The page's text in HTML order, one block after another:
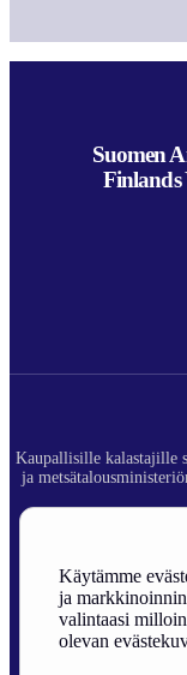
Käytämme
ja
valintaasi milloin
olevan
Suomen
Finlands
Kaupallisille kalastajille
ja